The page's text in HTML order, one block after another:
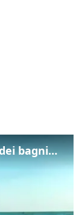
Tuffi dai pontili a Jesolo, il capo dei bagnini: "L'impegno di tutti per evitare altre tragedie"